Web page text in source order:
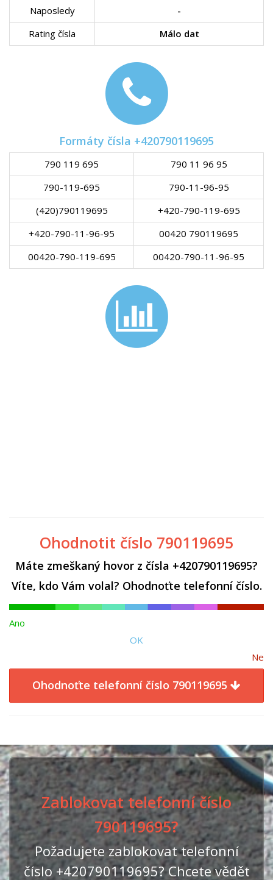
Naposledy
-
Rating čísla
Málo dat
Formáty čísla +420790119695
790 119 695
790 11 96 95
790-119-695
790-11-96-95
(420)790119695
+420-790-119-695
+420-790-11-96-95
00420 790119695
00420-790-119-695
00420-790-11-96-95
Ohodnotit číslo 790119695
Máte zmeškaný hovor z čísla +420790119695?
Víte, kdo Vám volal? Ohodnoťte telefonní číslo.
Ano
OK
Ne
Ohodnoťte telefonní číslo 790119695
Zablokovat telefonní číslo
790119695?
Požadujete zablokovat telefonní
číslo +420790119695? Chcete vědět